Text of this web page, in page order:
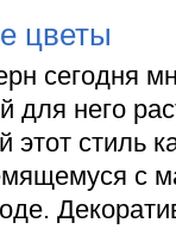
цветы
сегодня
для него
этот стиль
с